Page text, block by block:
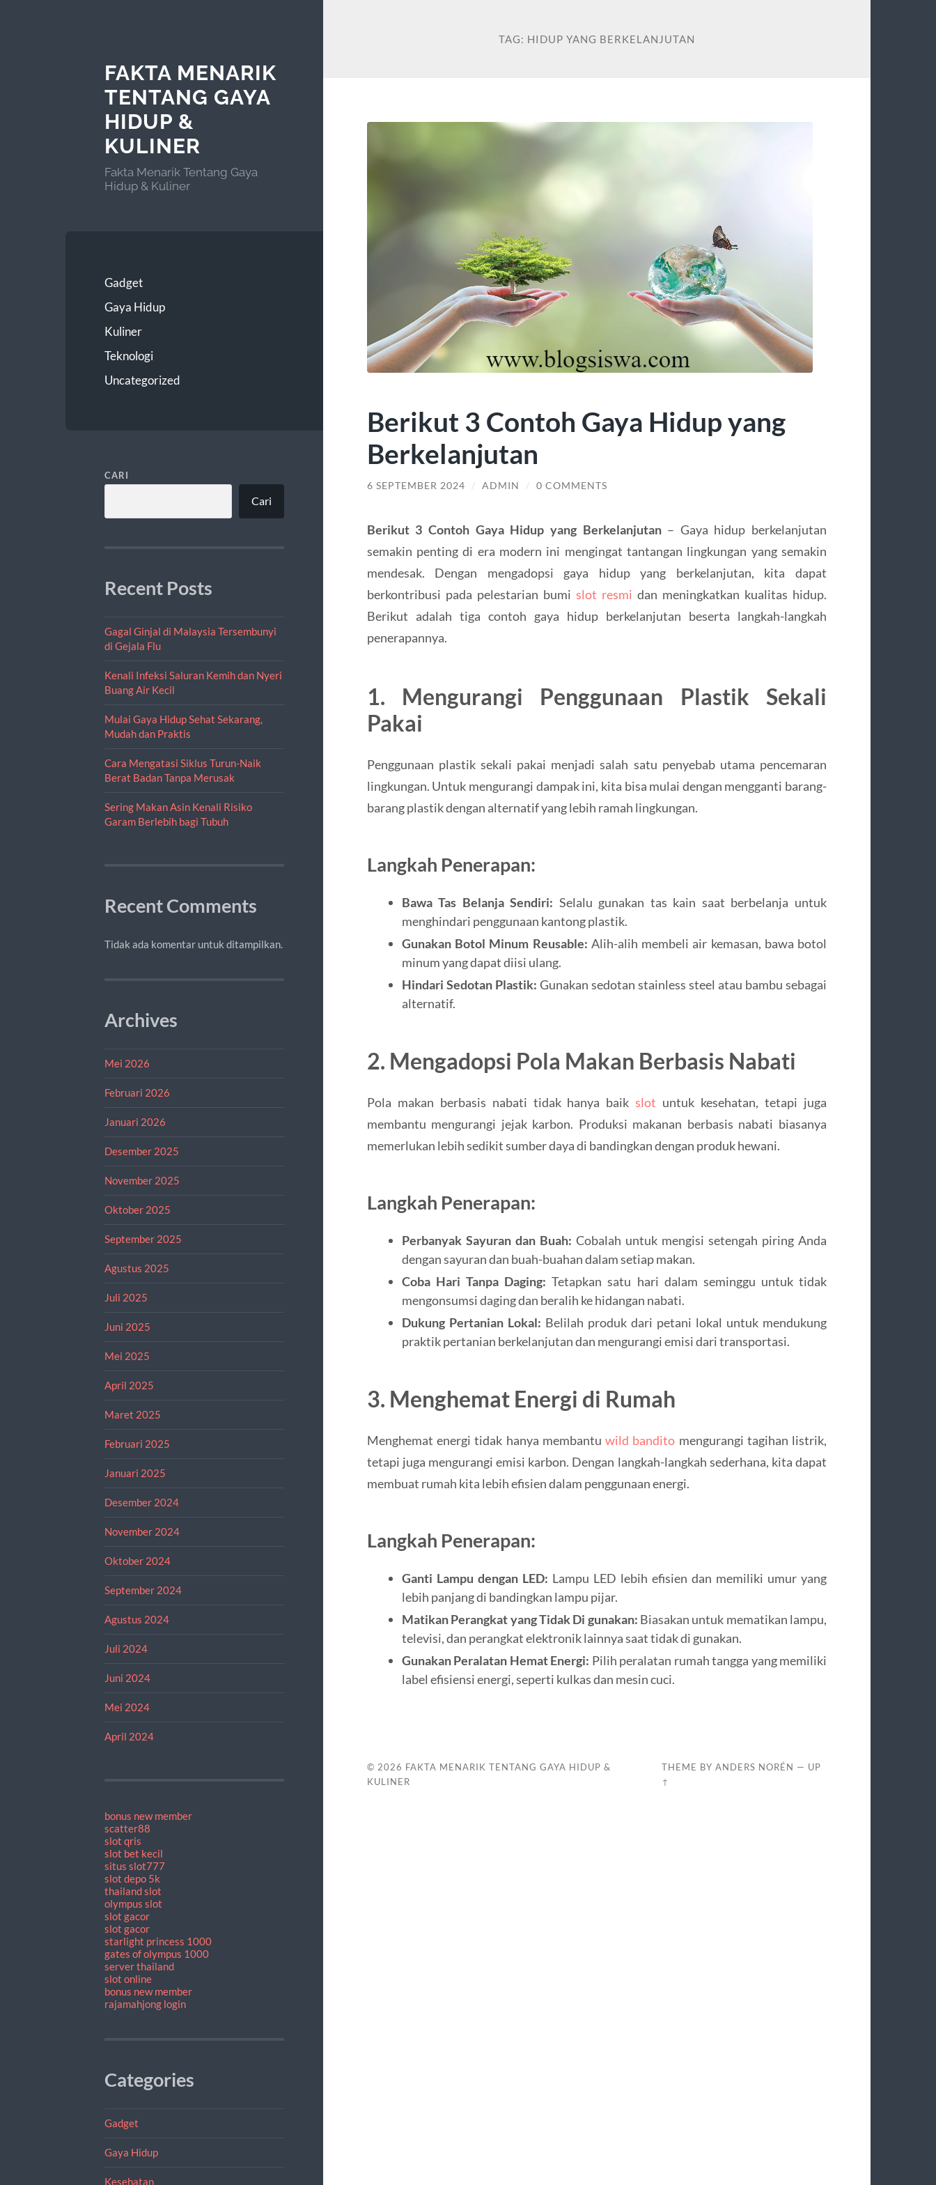
FAKTA MENARIK
TENTANG GAYA
HIDUP &
KULINER
Fakta Menarik Tentang Gaya
Hidup & Kuliner
Gadget
Gaya Hidup
Kuliner
Teknologi
Uncategorized
CARI
Cari
Recent Posts
Gagal Ginjal di Malaysia Tersembunyi
di Gejala Flu
Kenali Infeksi Saluran Kemih dan Nyeri
Buang Air Kecil
Mulai Gaya Hidup Sehat Sekarang,
Mudah dan Praktis
Cara Mengatasi Siklus Turun-Naik
Berat Badan Tanpa Merusak
Sering Makan Asin Kenali Risiko
Garam Berlebih bagi Tubuh
Recent Comments
Tidak ada komentar untuk ditampilkan.
Archives
Mei 2026
Februari 2026
Januari 2026
Desember 2025
November 2025
Oktober 2025
September 2025
Agustus 2025
Juli 2025
Juni 2025
Mei 2025
April 2025
Maret 2025
Februari 2025
Januari 2025
Desember 2024
November 2024
Oktober 2024
September 2024
Agustus 2024
Juli 2024
Juni 2024
Mei 2024
April 2024
bonus new member
scatter88
slot qris
slot bet kecil
situs slot777
slot depo 5k
thailand slot
olympus slot
slot gacor
slot gacor
starlight princess 1000
gates of olympus 1000
server thailand
slot online
bonus new member
rajamahjong login
Categories
Gadget
Gaya Hidup
Kesehatan
TAG: HIDUP YANG BERKELANJUTAN
Berikut 3 Contoh Gaya Hidup yang
Berkelanjutan
6 SEPTEMBER 2024 / ADMIN / 0 COMMENTS
Berikut 3 Contoh Gaya Hidup yang Berkelanjutan– Gaya hidup berkelanjutan
semakin penting di era modern ini mengingat tantangan lingkungan yang semakin
mendesak. Dengan mengadopsi gaya hidup yang berkelanjutan, kita dapat
berkontribusi pada pelestarian bumi slot resmi dan meningkatkan kualitas hidup.
Berikut adalah tiga contoh gaya hidup berkelanjutan beserta langkah-langkah
penerapannya.
1. Mengurangi Penggunaan Plastik Sekali
Pakai
Penggunaan plastik sekali pakai menjadi salah satu penyebab utama pencemaran
lingkungan. Untuk mengurangi dampak ini, kita bisa mulai dengan mengganti barang-
barang plastik dengan alternatif yang lebih ramah lingkungan.
Langkah Penerapan:
Bawa Tas Belanja Sendiri: Selalu gunakan tas kain saat berbelanja untuk
menghindari penggunaan kantong plastik.
Gunakan Botol Minum Reusable: Alih-alih membeli air kemasan, bawa botol
minum yang dapat diisi ulang.
Hindari Sedotan Plastik: Gunakan sedotan stainless steel atau bambu sebagai
alternatif.
2. Mengadopsi Pola Makan Berbasis Nabati
Pola makan berbasis nabati tidak hanya baikslot untuk kesehatan, tetapi juga
membantu mengurangi jejak karbon. Produksi makanan berbasis nabati biasanya
memerlukan lebih sedikit sumber daya di bandingkan dengan produk hewani.
Langkah Penerapan:
Perbanyak Sayuran dan Buah: Cobalah untuk mengisi setengah piring Anda
dengan sayuran dan buah-buahan dalam setiap makan.
Coba Hari Tanpa Daging: Tetapkan satu hari dalam seminggu untuk tidak
mengonsumsi daging dan beralih ke hidangan nabati.
Dukung Pertanian Lokal: Belilah produk dari petani lokal untuk mendukung
praktik pertanian berkelanjutan dan mengurangi emisi dari transportasi.
3. Menghemat Energi di Rumah
Menghemat energi tidak hanya membantuwild bandito mengurangi tagihan listrik,
tetapi juga mengurangi emisi karbon. Dengan langkah-langkah sederhana, kita dapat
membuat rumah kita lebih efisien dalam penggunaan energi.
Langkah Penerapan:
Ganti Lampu dengan LED: Lampu LED lebih efisien dan memiliki umur yang
lebih panjang di bandingkan lampu pijar.
Matikan Perangkat yang Tidak Di gunakan: Biasakan untuk mematikan lampu,
televisi, dan perangkat elektronik lainnya saat tidak di gunakan.
Gunakan Peralatan Hemat Energi: Pilih peralatan rumah tangga yang memiliki
label efisiensi energi, seperti kulkas dan mesin cuci.
© 2026 FAKTA MENARIK TENTANG GAYA HIDUP &
KULINER
THEME BYANDERS NORÉN — UP
↑